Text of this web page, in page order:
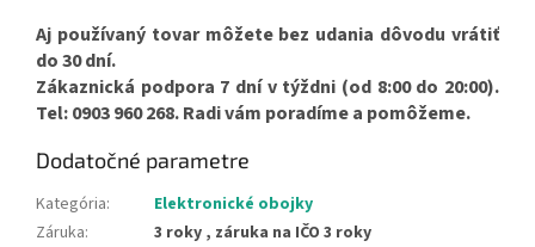
Aj používaný tovar môžete bez udania dôvodu vrátiť
do 30 dní.
Zákaznická podpora 7 dní v týždni (od 8:00 do 20:00).
Tel: 0903 960 268. Radi vám poradíme a pomôžeme.
Dodatočné parametre
Kategória:
Elektronické obojky
Záruka:
3 roky , záruka na IČO 3 roky